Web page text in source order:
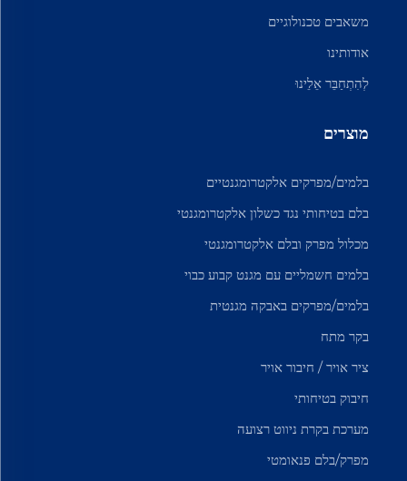
משאבים טכנולוגיים
אודותינו
לְהִתְחַבֵּר אֵלֵינוּ
מוצרים
בלמים/מפרקים אלקטרומגנטיים
בלם בטיחותי נגד כשלון אלקטרומגנטי
מכלול מפרק ובלם אלקטרומגנטי
בלמים חשמליים עם מגנט קבוע כבוי
בלמים/מפרקים באבקה מגנטית
בקר מתח
ציר אויר / חיבור אויר
חיבוק בטיחותי
מערכת בקרת ניווט רצועה
מפרק/בלם פנאומטי